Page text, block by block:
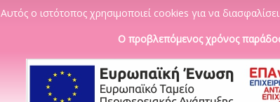
Αυτός ο ιστότοπος χρησιμοποιεί cookies για να
Ο προβλεπόμενος χρόνος